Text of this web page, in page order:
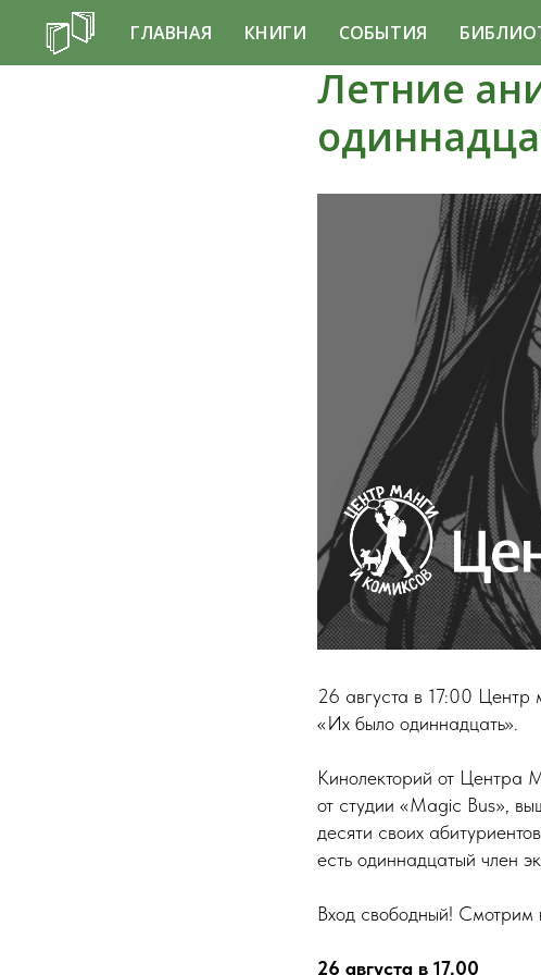
ГЛАВНАЯ КНИГИ СОБЫТИЯ
Летние
26 августа в 17:00 Центр
«Их было одиннадцать».
Кинолекторий от Центра
от студии «Magic Bus»,
десяти своих
есть одиннадцатый член
Вход свободный! Смотрим
26 августа в 17.00